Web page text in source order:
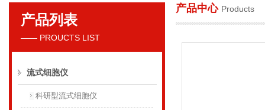
贝克曼库尔特国际贸易（上海）有限公司
产品列表
—— PROUCTS LIST
流式细胞仪
科研型流式细胞仪
产品中心 Products